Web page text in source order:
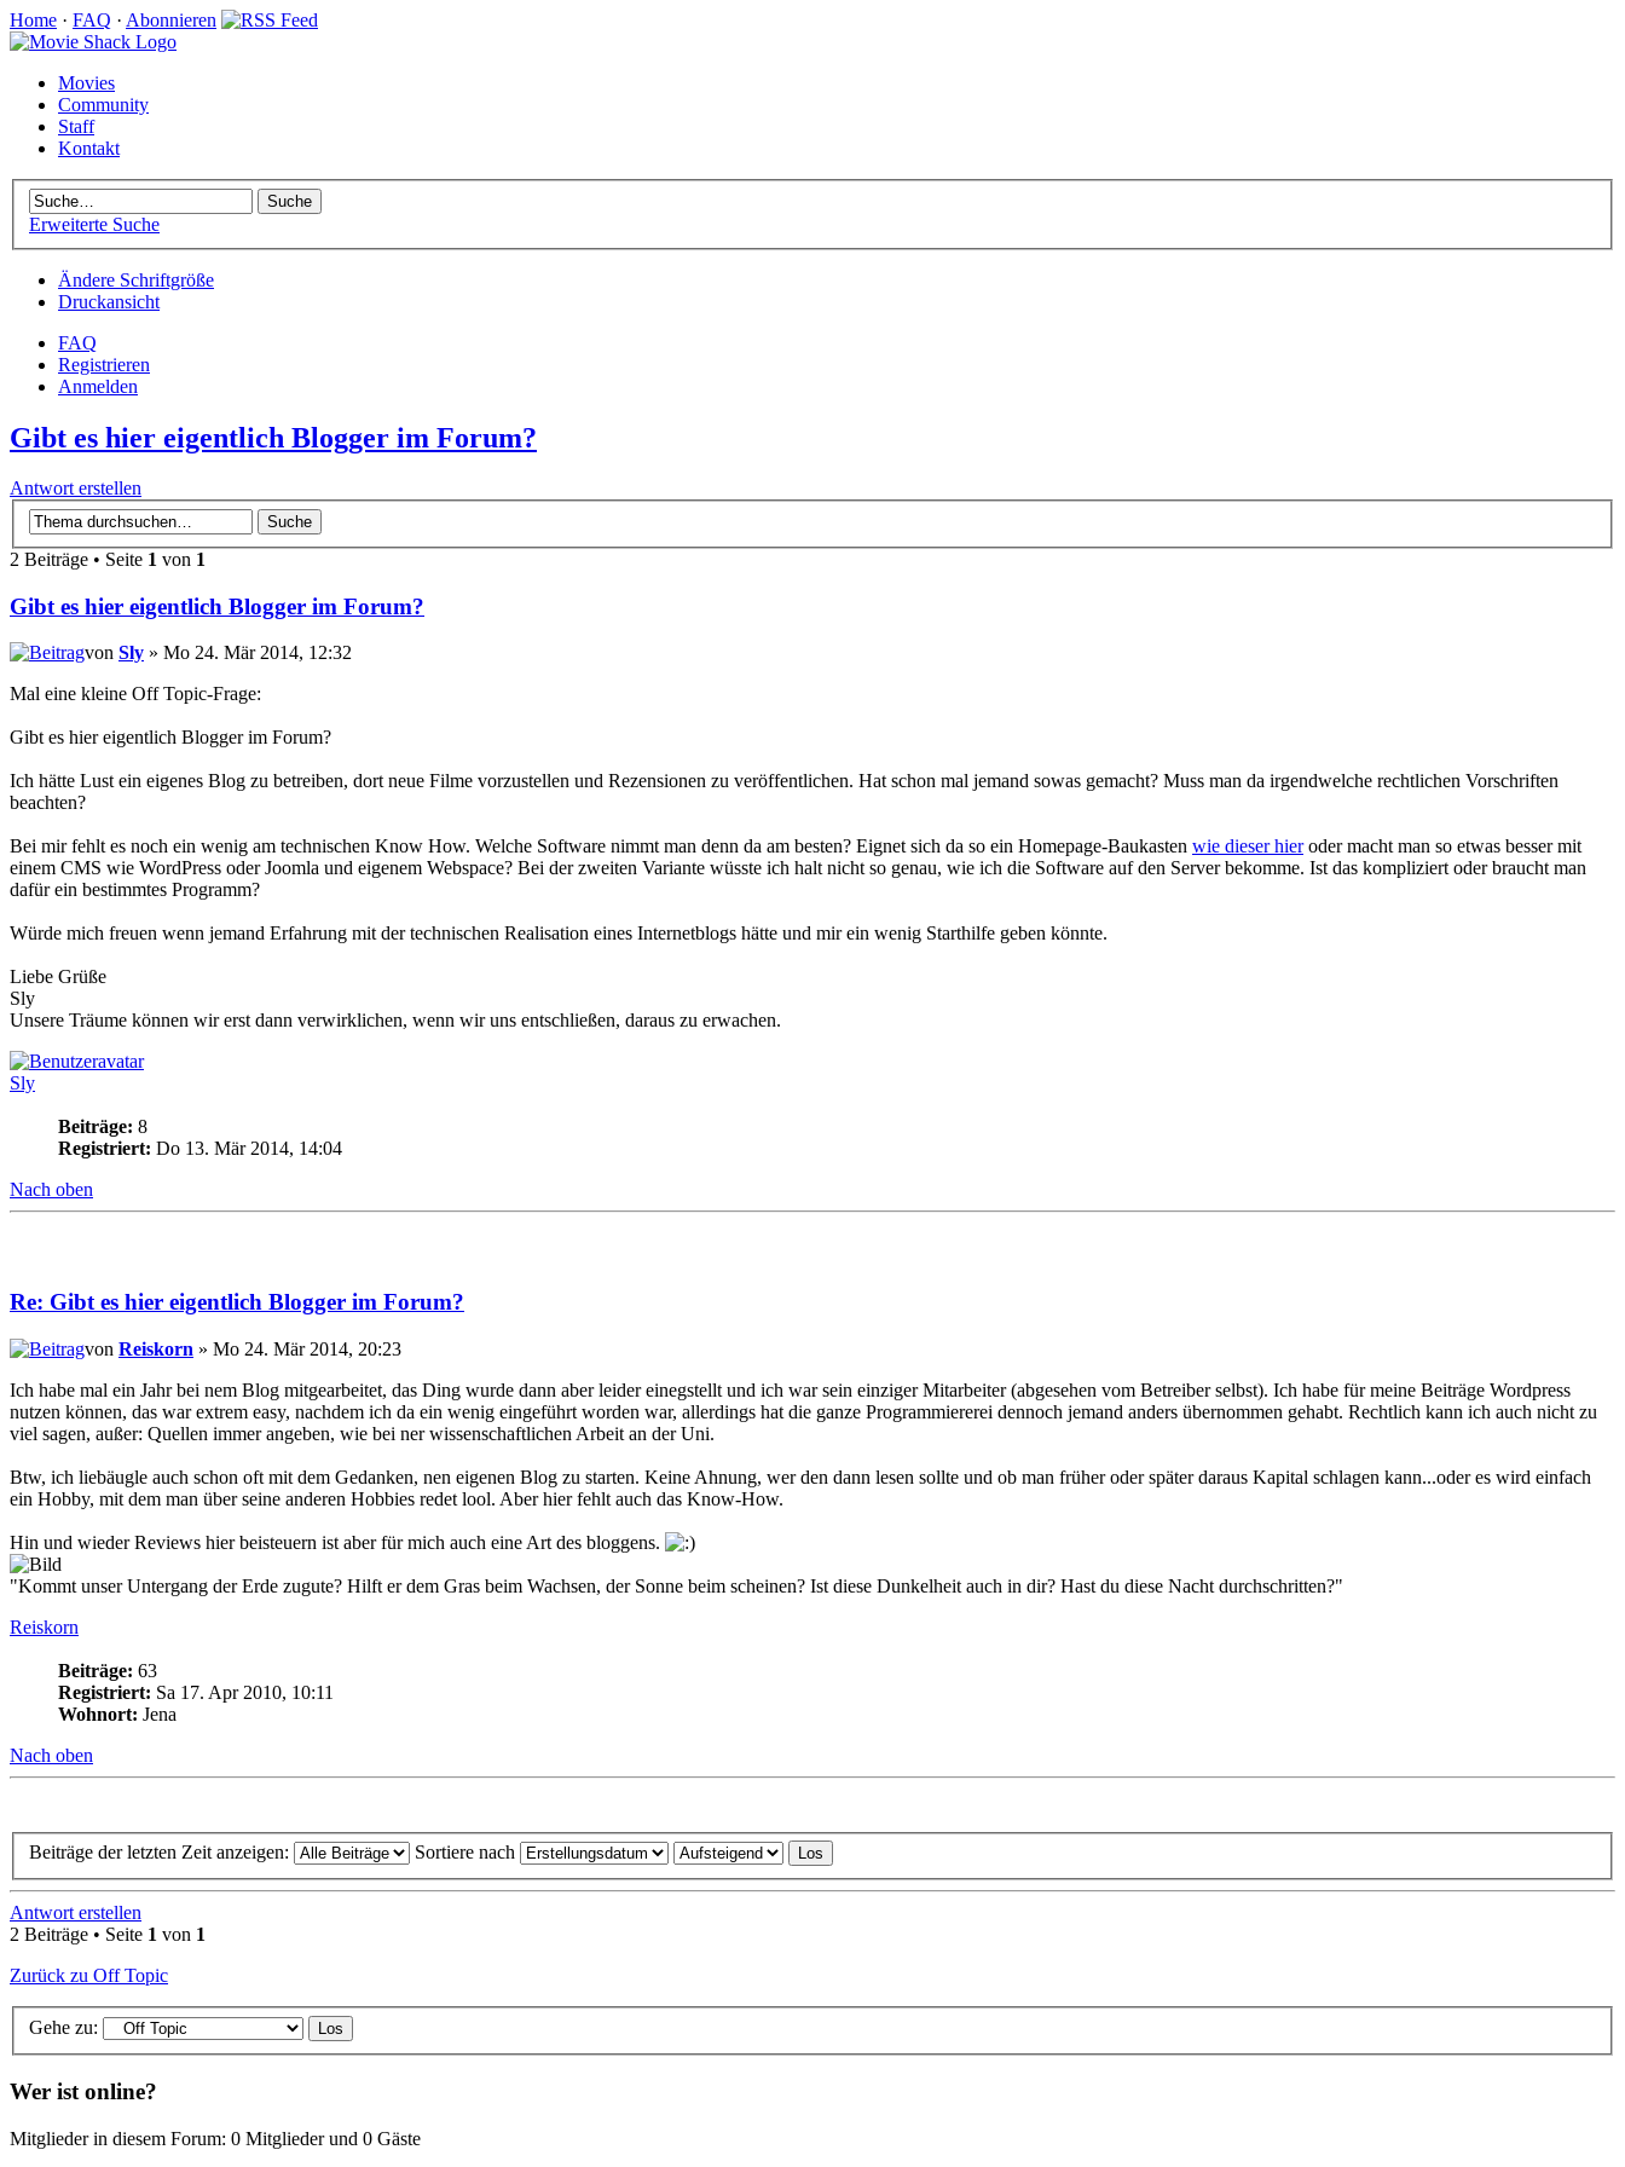
Home · FAQ · Abonnieren
Movies
Community
Staff
Kontakt
Erweiterte Suche
Ändere Schriftgröße
Druckansicht
FAQ
Registrieren
Anmelden
Gibt es hier eigentlich Blogger im Forum?
Antwort erstellen
2 Beiträge • Seite 1 von 1
Gibt es hier eigentlich Blogger im Forum?
von Sly » Mo 24. Mär 2014, 12:32
Mal eine kleine Off Topic-Frage:
Gibt es hier eigentlich Blogger im Forum?
Ich hätte Lust ein eigenes Blog zu betreiben, dort neue Filme vorzustellen und Rezensionen zu veröffentlichen. Hat schon mal jemand sowas gemacht? Muss man da irgendwelche rechtlichen Vorschriften
beachten?
Bei mir fehlt es noch ein wenig am technischen Know How. Welche Software nimmt man denn da am besten? Eignet sich da so ein Homepage-Baukasten wie dieser hieroder macht man so etwas besser mit
einem CMS wie WordPress oder Joomla und eigenem Webspace? Bei der zweiten Variante wüsste ich halt nicht so genau, wie ich die Software auf den Server bekomme. Ist das kompliziert oder braucht man
dafür ein bestimmtes Programm?
Würde mich freuen wenn jemand Erfahrung mit der technischen Realisation eines Internetblogs hätte und mir ein wenig Starthilfe geben könnte.
Liebe Grüße
Sly
Unsere Träume können wir erst dann verwirklichen, wenn wir uns entschließen, daraus zu erwachen.
Sly
Beiträge: 8
Registriert: Do 13. Mär 2014, 14:04
Nach oben
Re: Gibt es hier eigentlich Blogger im Forum?
von Reiskorn » Mo 24. Mär 2014, 20:23
Ich habe mal ein Jahr bei nem Blog mitgearbeitet, das Ding wurde dann aber leider einegstellt und ich war sein einziger Mitarbeiter (abgesehen vom Betreiber selbst). Ich habe für meine Beiträge Wordpress
nutzen können, das war extrem easy, nachdem ich da ein wenig eingeführt worden war, allerdings hat die ganze Programmiererei dennoch jemand anders übernommen gehabt. Rechtlich kann ich auch nicht zu
viel sagen, außer: Quellen immer angeben, wie bei ner wissenschaftlichen Arbeit an der Uni.
Btw, ich liebäugle auch schon oft mit dem Gedanken, nen eigenen Blog zu starten. Keine Ahnung, wer den dann lesen sollte und ob man früher oder später daraus Kapital schlagen kann...oder es wird einfach
ein Hobby, mit dem man über seine anderen Hobbies redet lool. Aber hier fehlt auch das Know-How.
Hin und wieder Reviews hier beisteuern ist aber für mich auch eine Art des bloggens.
"Kommt unser Untergang der Erde zugute? Hilft er dem Gras beim Wachsen, der Sonne beim scheinen? Ist diese Dunkelheit auch in dir? Hast du diese Nacht durchschritten?"
Reiskorn
Beiträge: 63
Registriert: Sa 17. Apr 2010, 10:11
Wohnort: Jena
Nach oben
Beiträge der letzten Zeit anzeigen: Sortiere nach
Antwort erstellen
2 Beiträge • Seite 1 von 1
Zurück zu Off Topic
Gehe zu:
Wer ist online?
Mitglieder in diesem Forum: 0 Mitglieder und 0 Gäste